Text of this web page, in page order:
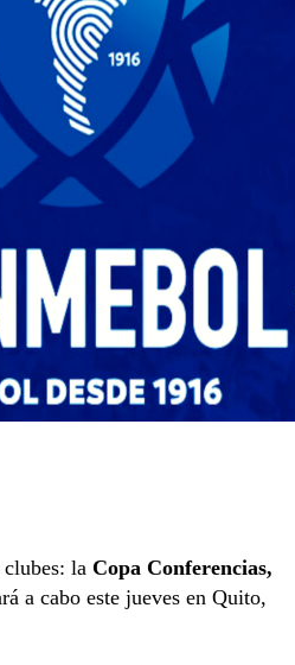
la Copa Conferencias,
a cabo este jueves en Quito,